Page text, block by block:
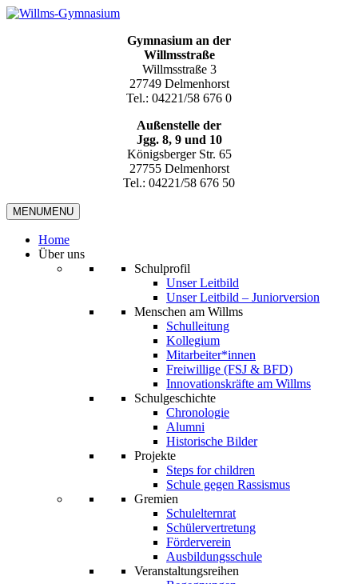
Gymnasium an der
Willmsstraße
Willmsstraße 3
27749 Delmenhorst
Tel.: 04221/58 676 0
Außenstelle der
Jgg. 8, 9 und 10
Königsberger Str. 65
27755 Delmenhorst
Tel.: 04221/58 676 50
MENUMENU
Home
Über uns
Schulprofil
Unser Leitbild
Unser Leitbild – Juniorversion
Menschen am Willms
Schulleitung
Kollegium
Mitarbeiter*innen
Freiwillige (FSJ & BFD)
Innovationskräfte am Willms
Schulgeschichte
Chronologie
Alumni
Historische Bilder
Projekte
Steps for children
Schule gegen Rassismus
Gremien
Schulelternrat
Schülervertretung
Förderverein
Ausbildungsschule
Veranstaltungsreihen